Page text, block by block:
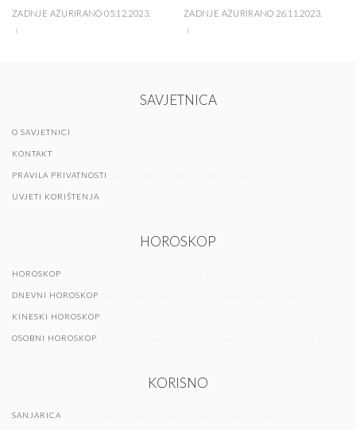
ZADNJE AŽURIRANO 05.12.2023. ZADNJE AŽURIRANO 26.11.2023.
SAVJETNICA
O SAVJETNICI
KONTAKT
PRAVILA PRIVATNOSTI
UVJETI KORIŠTENJA
HOROSKOP
HOROSKOP
DNEVNI HOROSKOP
KINESKI HOROSKOP
OSOBNI HOROSKOP
KORISNO
SANJARICA